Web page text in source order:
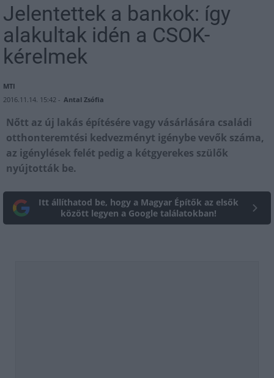
Jelentettek a bankok: így
alakultak idén a CSOK-
kérelmek
MTI
2016.11.14. 15:42 - Antal Zsófia
Nőtt az új lakás építésére vagy vásárlására családi
otthonteremtési kedvezményt igénybe vevők száma,
az igénylések felét pedig a kétgyerekes szülők
nyújtották be.
Itt állíthatod be, hogy a Magyar Építők az elsők
között legyen a Google találatokban!